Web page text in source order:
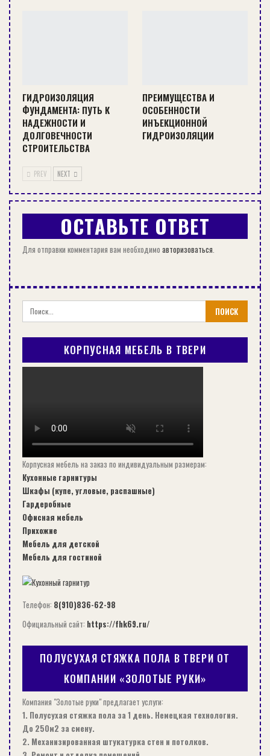
Применяя неплотный кровельный материал (к
примеру, металлочерепицу), как правило,
устанавливают крутые скатные поверхности, что
актуально при строительстве домов в
местностях с существенным количеством
осадков. В районах, которые характеризуются
сильными ветрами, осуществляют монтаж
более пологой кровли, дабы уменьшить
давление от потока воздуха на конструкцию
крыши. Крыша – не та конструкция, при
возведении которой следует значительное
внимание уделять экономии, поскольку именно
она обеспечивает прочность всего дома с
учётом всех строительных стандартов и норм.
СЕЙЧАС ЧИТАЮТ:
ГИДРОИЗОЛЯЦИЯ
ФУНДАМЕНТА: ПУТЬ К
НАДЕЖНОСТИ И
ДОЛГОВЕЧНОСТИ
СТРОИТЕЛЬСТВА
ПРЕИМУЩЕСТВА И
ОСОБЕННОСТИ
ИНЪЕКЦИОННОЙ
ГИДРОИЗОЛЯЦИИ
PREV NEXT
ОСТАВЬТЕ ОТВЕТ
Для отправки комментария вам необходимо авторизоваться.
КОРПУСНАЯ МЕБЕЛЬ В ТВЕРИ
Корпусная мебель на заказ по индивидуальным размерам:
Кухонные гарнитуры
Шкафы (купе, угловые, распашные)
Гардеробные
Офисная мебель
Прихожие
Мебель для детской
Мебель для гостиной
Телефон: 8(910)836-62-98
Официальный сайт: https://fhk69.ru/
ПОЛУСУХАЯ СТЯЖКА ПОЛА В ТВЕРИ ОТ
КОМПАНИИ «ЗОЛОТЫЕ РУКИ»
Компания "Золотые руки" предлагает услуги:
1. Полусухая стяжка пола за 1 день. Немецкая технология.
До 250м2 за смену.
2. Механизированная штукатурка стен и потолков.